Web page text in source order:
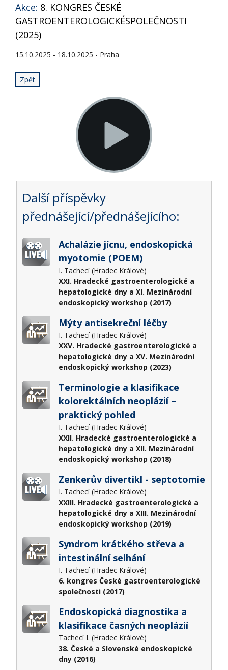
Akce: 8. KONGRES ČESKÉ
GASTROENTEROLOGICKÉSPOLEČNOSTI
(2025)
15.10.2025 - 18.10.2025 - Praha
Zpět
Další příspěvky
přednášející/přednášejícího:
Achalázie jícnu, endoskopická
myotomie (POEM)
I. Tachecí (Hradec Králové)
XXI. Hradecké gastroenterologické a
hepatologické dny a XI. Mezinárodní
endoskopický workshop (2017)
Mýty antisekreční léčby
I. Tachecí (Hradec Králové)
XXV. Hradecké gastroenterologické a
hepatologické dny a XV. Mezinárodní
endoskopický workshop (2023)
Terminologie a klasifikace
kolorektálních neoplázií –
praktický pohled
I. Tachecí (Hradec Králové)
XXII. Hradecké gastroenterologické a
hepatologické dny a XII. Mezinárodní
endoskopický workshop (2018)
Zenkerův divertikl - septotomie
I. Tachecí (Hradec Králové)
XXIII. Hradecké gastroenterologické a
hepatologické dny a XIII. Mezinárodní
endoskopický workshop (2019)
Syndrom krátkého střeva a
intestinální selhání
I. Tachecí (Hradec Králové)
6. kongres České gastroenterologické
společnosti (2017)
Endoskopická diagnostika a
klasifikace časných neoplázií
Tachecí I. (Hradec Králové)
38. České a Slovenské endoskopické
dny (2016)